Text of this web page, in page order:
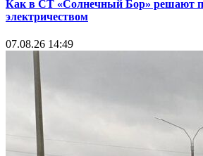
Как в СТ «Солнечный Бор» решают
электричеством
07.08.26 14:49